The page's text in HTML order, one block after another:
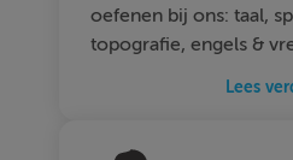
oefenen bij ons: taal,
topografie, engels &
Lees